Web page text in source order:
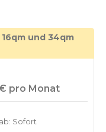
und 34qm
pro Monat
Sofort